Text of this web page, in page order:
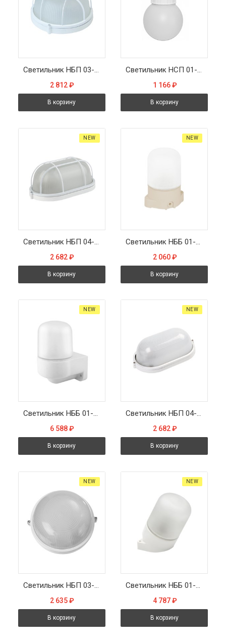
Светильник НБП 03-60-002 190х176х90мм, E27 max 60 Вт, алюм., стекло, решетка, IP54, белый
2 812 ₽
В корзину
Светильник НСП 01-60-003 155х155х250мм, E27 max 60 Вт, пластик, IP54, белый
1 166 ₽
В корзину
NEW
2 682 ₽
В корзину
NEW
2 060 ₽
В корзину
Светильник НББ 01-60-103 115х150х110мм, E27 max 60Вт, угловой керам. корпус, стекло, IP65, белый
NEW
6 588 ₽
В корзину
Светильник НБП 04-60-001 212х105х80мм, E27 max 60 Вт, алюм., стекло, IP54, белый
NEW
2 682 ₽
В корзину
Светильник НБП 03-60-001 190х176х82мм, E27 max 60 Вт, алюм., стекло, IP54, белый
NEW
2 635 ₽
В корзину
Светильник НББ 01-60-102 129х152х89мм, E27 max 60Вт, наклонный керам. корпус, стекло, IP65, белый
NEW
4 787 ₽
В корзину